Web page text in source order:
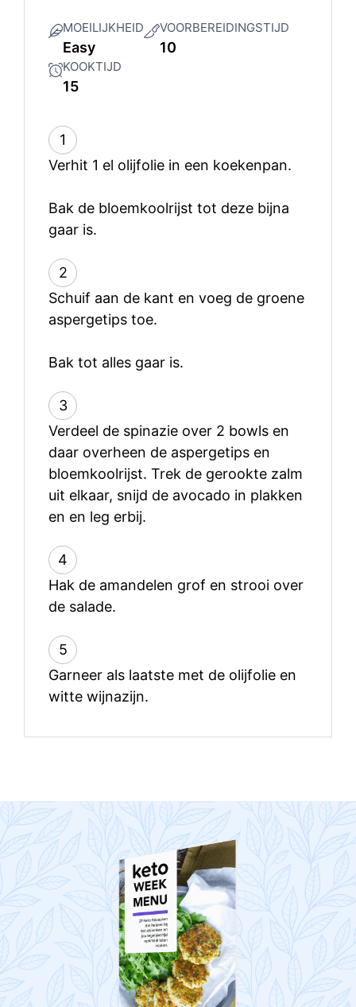
MOEILIJKHEID
Easy
VOORBEREIDINGSTIJD
10
KOOKTIJD
15
1
Verhit 1 el olijfolie in een koekenpan.
Bak de bloemkoolrijst tot deze bijna
gaar is.
2
Schuif aan de kant en voeg de groene
aspergetips toe.
Bak tot alles gaar is.
3
Verdeel de spinazie over 2 bowls en
daar overheen de aspergetips en
bloemkoolrijst. Trek de gerookte zalm
uit elkaar, snijd de avocado in plakken
en en leg erbij.
4
Hak de amandelen grof en strooi over
de salade.
5
Garneer als laatste met de olijfolie en
witte wijnazijn.